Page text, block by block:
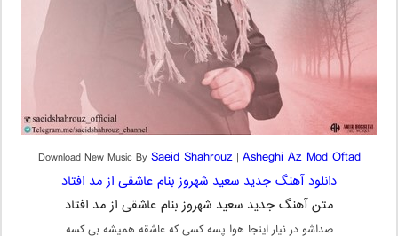
Download New Music BySaeid Shahrouz| Asheghi Az Mod Oftad
دانلود آهنگ جدید سعید شهروز بنام عاشقی از مد افتاد
متن آهنگ جدید سعید شهروز بنام عاشقی از مد افتاد
صداشو در نیار اینجا هوا پسه کسی که عاشقه همیشه بی کسه